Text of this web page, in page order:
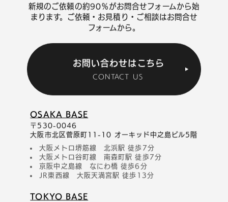
新規のご依頼の約90％がお問合せフォームから始
まります。 ご依頼・お見積り・ご相談はお問合せ
フォームから。
お問い合わせはこちら
CONTACT US
OSAKA BASE
〒530-0046
大阪市北区菅原町11-10 オーキッド中之島ビル5階
大阪メトロ堺筋線 北浜駅 徒歩7分
大阪メトロ谷町線 南森町駅 徒歩7分
京阪中之島線 なにわ橋 徒歩6分
JR東西線 大阪天満宮駅 徒歩13分
TOKYO BASE